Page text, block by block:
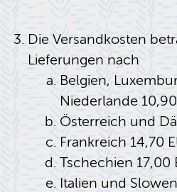
Die Versandkosten
Lieferungen nach
Belgien,
Niederlande
Österreich und
Frankreich 14,70
Tschechien 17,00
Italien und